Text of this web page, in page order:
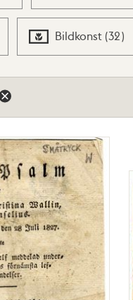
Bildkonst (32)